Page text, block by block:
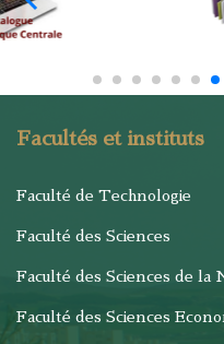
Facultés et instituts
Faculté de Technologie
Faculté des Sciences
Faculté des Sciences de la
Faculté des Sciences